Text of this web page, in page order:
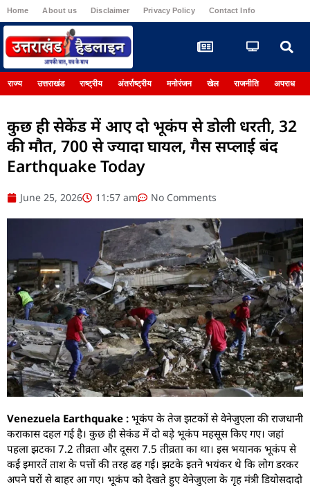
Home About us Disclaimer Privacy Policy Contact Info
राज्य उत्तराखंड राष्ट्रीय अंतर्राष्ट्रीय मनोरंजन खेल राजनीति अपराध
कुछ ही सेकेंड में आए दो भूकंप से डोली धरती, 32
की मौत, 700 से ज्यादा घायल, गैस सप्लाई बंद
Earthquake Today
June 25, 2026 11:57 am No Comments
Venezuela Earthquake : भूकंप के तेज झटकों से वेनेजुएला की राजधानी
कराकास दहल गई है। कुछ ही सेकंड में दो बड़े भूकंप महसूस किए गए। जहां
पहला झटका 7.2 तीव्रता और दूसरा 7.5 तीव्रता का था। इस भयानक भूकंप से
कई इमारतें ताश के पत्तों की तरह ढह गई। झटके इतने भयंकर थे कि लोग डरकर
अपने घरों से बाहर आ गए। भूकंप को देखते हुए वेनेजुएला के गृह मंत्री डियोसदादो